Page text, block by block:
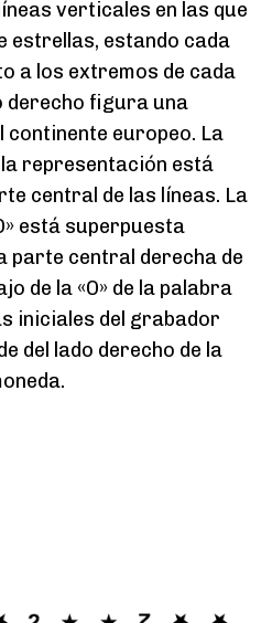
verticales en las que
estrellas, estando cada
a los extremos de cada
derecho figura una
europeo. La
representación está
central de las líneas. La
está superpuesta
parte central derecha de
de la «O» de la palabra
iniciales del grabador
del lado derecho de la